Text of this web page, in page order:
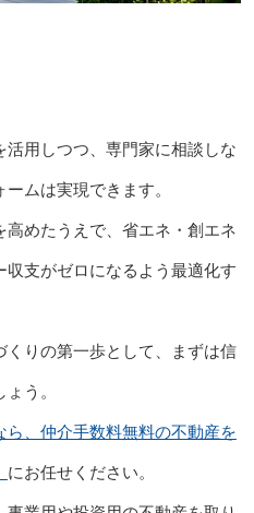
用しつつ、専門家に相談しな
ムは実現できます。
めたうえで、省エネ・創エネ
支がゼロになるよう最適化す
りの第一歩として、まずは信
う。
、仲介手数料無料の不動産を
にお任せください。